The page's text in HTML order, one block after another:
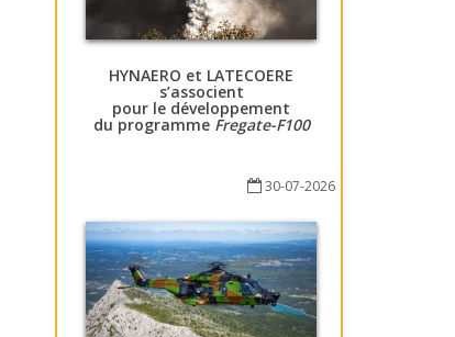
HYNAERO et LATECOERE
s’associent
pour le développement
du programme Fregate-F100
30-07-2026